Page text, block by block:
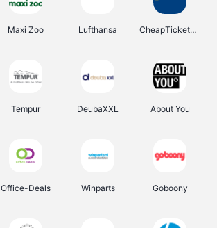
Maxi Zoo Lufthansa CheapTickets.be
Tempur DeubaXXL About You
Office-Deals Winparts Goboony